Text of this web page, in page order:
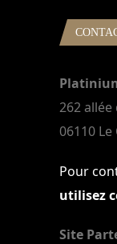
262
06110
Pour
utilisez
Site